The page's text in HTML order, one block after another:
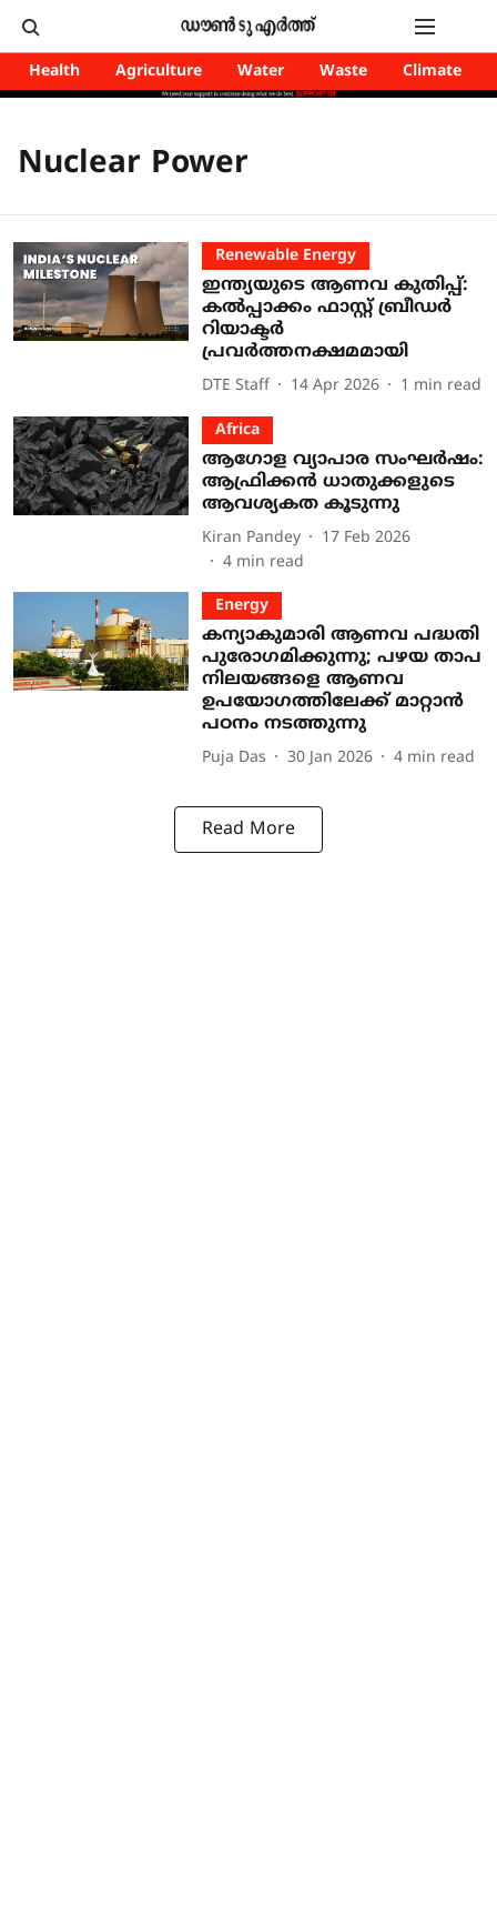
Health Agriculture Water Waste Climate
Nuclear Power
Renewable Energy
ഇന്ത്യയുടെ ആണവ കുതിപ്പ്:
കൽപ്പാക്കം ഫാസ്റ്റ് ബ്രീഡർ
റിയാക്ടർ
പ്രവർത്തനക്ഷമമായി
DTE Staff 14 Apr 2026 1 min read
Africa
ആഗോള വ്യാപാര സംഘർഷം:
ആഫ്രിക്കൻ ധാതുക്കളുടെ
ആവശ്യകത കൂടുന്നു
Kiran Pandey
17 Feb 2026
4 min read
Energy
കന്യാകുമാരി ആണവ പദ്ധതി
പുരോഗമിക്കുന്നു; പഴയ താപ
നിലയങ്ങളെ ആണവ
ഉപയോഗത്തിലേക്ക് മാറ്റാൻ
പഠനം നടത്തുന്നു
Puja Das 30 Jan 2026 4 min read
Read More